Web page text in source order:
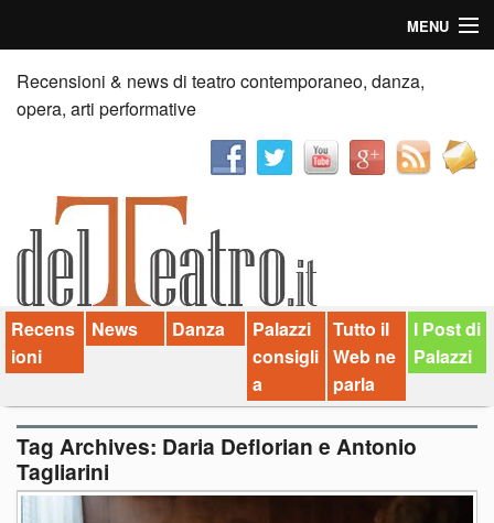
MENU
Home
Recensioni
News
Palazzi consiglia
Video
Chi siamo
Contatti
dT in English
Recensioni & news di teatro contemporaneo, danza,
opera, arti performative
Recens
ioni
News Danza
Palazzi
consigli
a
Tutto il
Web ne
parla
I Post di
Palazzi
Tag Archives: Daria Deflorian e Antonio
Tagliarini